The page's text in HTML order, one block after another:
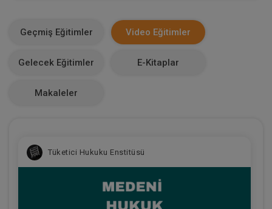
0
Geçmiş Eğitimler Video Eğitimler
Gelecek Eğitimler E-Kitaplar
Makaleler
Tüketici Hukuku Enstitüsü